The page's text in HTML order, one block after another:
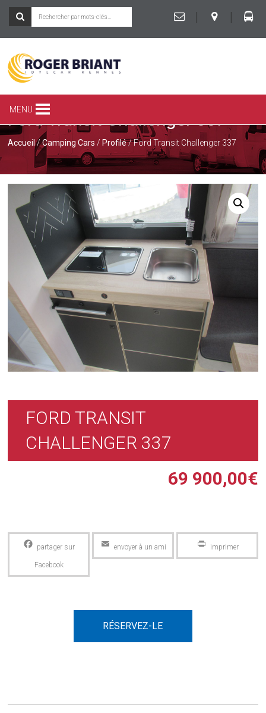
|
|
ROGER
BRIANT
SPÉCIALISTE
CAMPING-
CAR
LA
CARAVANE
RENNES
MENU
Ford Transit Challenger 337
Accueil/Camping Cars / Profilé/ Ford Transit Challenger 337
FORD TRANSIT
CHALLENGER 337
69 900,00€
Facebook Email PrintFriendly
RÉSERVEZ-LE